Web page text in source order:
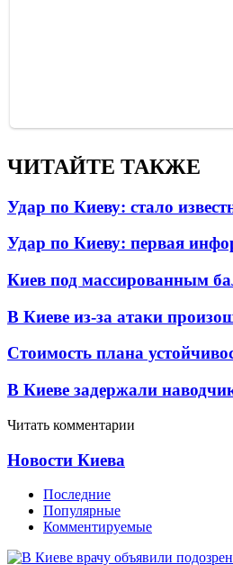
ЧИТАЙТЕ ТАКЖЕ
Удар по Киеву: стало
Удар по Киеву: первая
Киев под массированным
В Киеве из-за атаки
Стоимость плана
В Киеве задержали
Читать комментарии
Новости Киева
Последние
Популярные
Комментируемые